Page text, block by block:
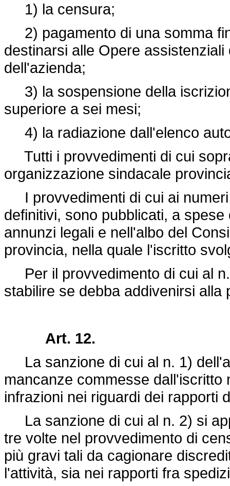
1) la censura;
2) pagamento di una somma
destinarsi alle Opere
dell'azienda;
3) la sospensione della
superiore a sei mesi;
4) la radiazione dall'elenco
Tutti i provvedimenti di cui
organizzazione sindacale
I provvedimenti di cui ai
definitivi, sono pubblicati, a
annunzi legali e nell'albo del
provincia, nella quale l'iscritto
Per il provvedimento di cui al
stabilire se debba addivenirsi alla
Art. 12.
La sanzione di cui al n. 1)
mancanze commesse
infrazioni nei riguardi dei rapporti
La sanzione di cui al n. 2) si
tre volte nel provvedimento di
più gravi tali da cagionare
l'attività, sia nei rapporti fra